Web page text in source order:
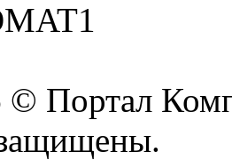
© Портал